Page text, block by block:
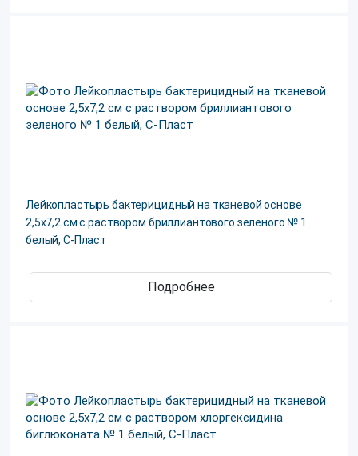
Лейкопластырь бактерицидный на тканевой основе
2,5х7,2 см с раствором бриллиантового зеленого № 1
белый, С-Пласт
Подробнее